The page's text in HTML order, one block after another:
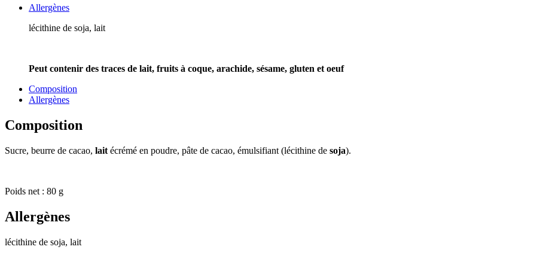
Allergènes
lécithine de soja, lait
Peut contenir des traces de lait, fruits à coque, arachide, sésame, gluten et oeuf
Composition
Allergènes
Composition
Sucre, beurre de cacao, lait écrémé en poudre, pâte de cacao, émulsifiant (lécithine de soja).
Poids net : 80 g
Allergènes
lécithine de soja, lait